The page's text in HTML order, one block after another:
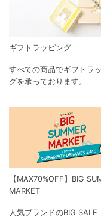
ギフトラッピング
すべての商品でギフトラ
グを承っております。
【MAX70%OFF】BIG
MARKET
人気ブランドのBIG SALE